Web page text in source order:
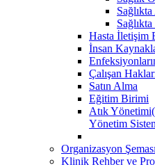
Hasta İletişim
İnsan
Çalışan
Satın Alma
Eğitim Birimi
Atık
Yönetim
Organizasyon Şeması
Klinik Rehber ve